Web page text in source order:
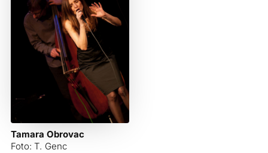
Tamara Obrovac
Foto: T. Genc